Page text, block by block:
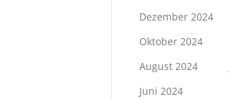
Dezember 2024
Oktober 2024
August 2024
Juni 2024